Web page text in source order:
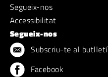
Segueix-nos
Accessibilitat
Segueix-nos
Subscriu-te al butlletí
Facebook